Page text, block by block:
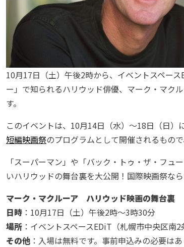
10月17日（土）午後2時から、イベントスペー
ー」で知られるハリウッド俳優、マーク・マク
す。
このイベントは、10月14日（水）～18日（日）
短編映画祭のプログラムとして開催されるもので
「スーパーマン」や「バック・トゥ・ザ・フ
いハリウッドの舞台裏を大公開！国際映画祭な
マーク・マクルーア ハリウッド映画の舞台裏
日時 ：10月17日（土）午後2時～3時30分
場所 ：イベントスペースEDiT（札幌市中央区南
その他 ：入場は無料です。事前申込みの必要は